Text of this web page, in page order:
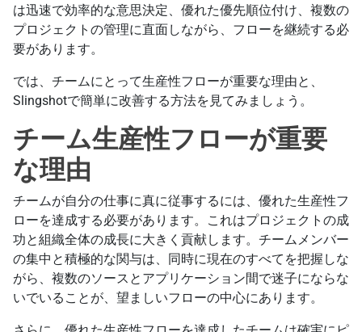
は迅速で効率的な意思決定、優れた優先順位付け、複数の
プロジェクトの管理に直面しながら、フローを継続する必
要があります。
では、チームにとって生産性フローが重要な理由と、
Slingshotで簡単に改善する方法を見てみましょう。
チーム生産性フローが重要
な理由
チームが自分の仕事に真に従事するには、優れた生産性フ
ローを達成する必要があります。これはプロジェクトの成
功と組織全体の成長に大きく貢献します。チームメンバー
の集中と積極的な関与は、同時に現在のすべてを把握しな
がら、複数のソースとアプリケーション間で迷子にならな
いでいることが、望ましいフローの中心にあります。